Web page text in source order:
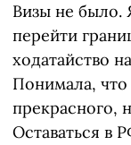
Визы не было.
перейти
ходатайство
Понимала,
прекрасного,
Оставаться в